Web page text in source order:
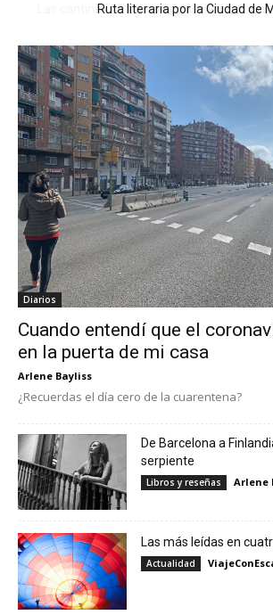
Ruta literaria por la Ciudad de
Diarios
Cuando entendí que el
en la puerta de mi casa
Arlene Bayliss
¿Recuerdas el día cero de la cuarentena?
De Barcelona a
serpiente
Libros y reseñas Arlene
Las más leídas en
Actualidad